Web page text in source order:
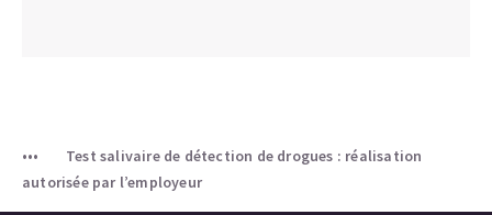
Test salivaire de détection de drogues : réalisation
autorisée par l’employeur